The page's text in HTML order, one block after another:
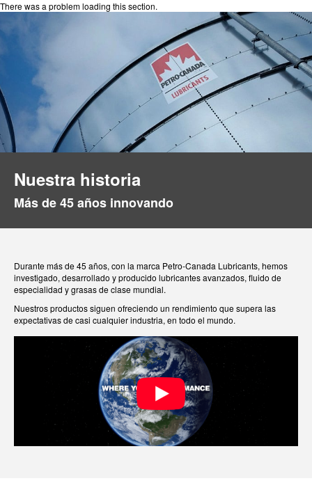
There was a problem loading this section.
Nuestra historia
Más de 45 años innovando
Durante más de 45 años, con la marca Petro-Canada Lubricants, hemos
investigado, desarrollado y producido lubricantes avanzados, fluido de
especialidad y grasas de clase mundial.
Nuestros productos siguen ofreciendo un rendimiento que supera las
expectativas de casi cualquier industria, en todo el mundo.